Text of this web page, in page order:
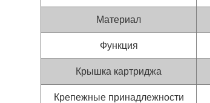
Материал
Функция
Крышка картриджа
Крепежные принадлежности